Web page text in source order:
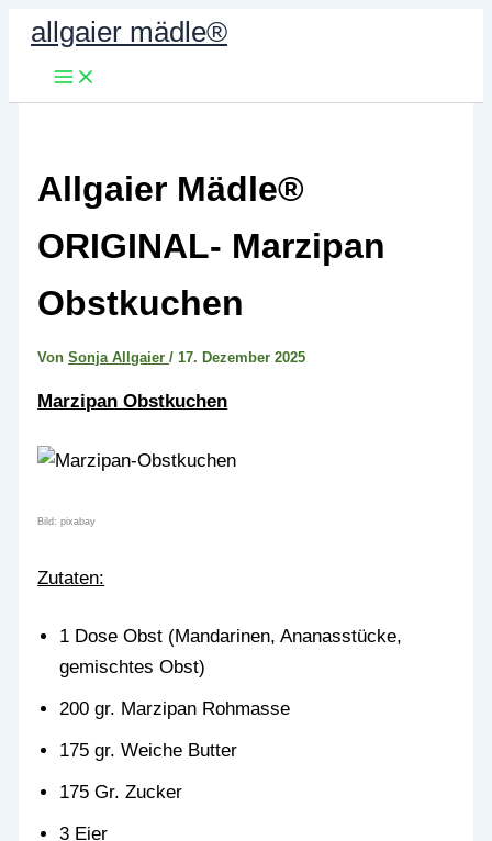
Zum
Inhalt
springen
allgaier mädle®
Allgaier Mädle®
ORIGINAL- Marzipan
Obstkuchen
VonSonja Allgaier/17. Dezember 2025
Marzipan Obstkuchen
Bild: pixabay
Zutaten:
1 Dose Obst (Mandarinen, Ananasstücke,
gemischtes Obst)
200 gr. Marzipan Rohmasse
175 gr. Weiche Butter
175 Gr. Zucker
3 Eier